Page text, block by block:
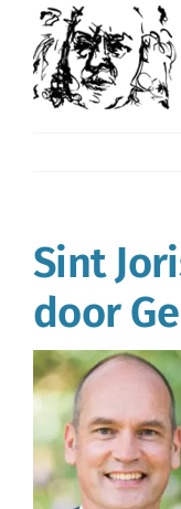
inhoud
Bachdag 2026
Organisatie
Steun de Bachdag
Contact
Sint
door